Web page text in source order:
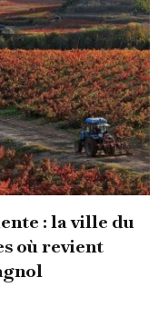
: la ville du
où revient